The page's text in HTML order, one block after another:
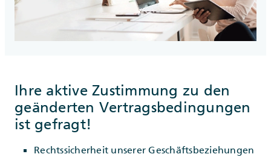
Ihre aktive Zustimmung zu den
geänderten Vertragsbedingungen
ist gefragt!
Rechtssicherheit unserer Geschäftsbeziehungen